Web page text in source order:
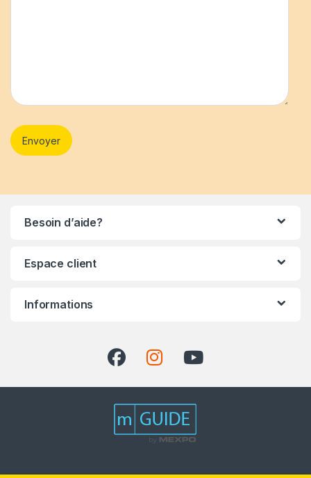
Besoin d’aide?
Espace client
Informations